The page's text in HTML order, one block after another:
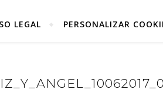
LEGAL PERSONALIZAR